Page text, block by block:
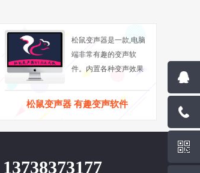
松鼠变声器是一款,电脑
端非常有趣的变声软
件。内置各种变声效果
松鼠变声器 有趣变声软件
13738373177